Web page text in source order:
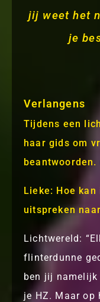
jij weet het
je
Verlangens
Tijdens een
haar gids om
beantwoorden.
Lieke: Hoe
uitspreken
Lichtwereld:
flinterdunne
ben jij namelijk
je HZ. Maar op